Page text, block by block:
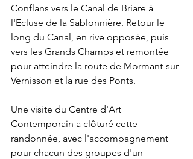
Conflans vers le Canal de Briare à
l'Ecluse de la Sablonnière. Retour le
long du Canal, en rive opposée, puis
vers les Grands Champs et remontée
pour atteindre la route de Mormant-sur-
Vernisson et la rue des Ponts.
Une visite du Centre d'Art
Contemporain a clôturé cette
randonnée, avec l'accompagnement
pour chacun des groupes d'un